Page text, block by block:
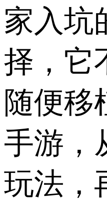
家入坑
择，它
随便移
手游，
玩法，